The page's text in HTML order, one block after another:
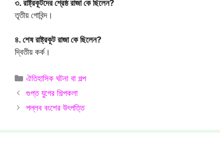
৩. রাষ্ট্রকূটদের শ্রেষ্ঠ রাজা কে ছিলেন?
তৃতীয় গোবিন্দ।
৪. শেষ রাষ্ট্রকূট রাজা কে ছিলেন?
দ্বিতীয় কর্ক।
Categories
ঐতিহাসিক ঘটনা বা গল্প
গুপ্ত যুগের শিল্পকলা
পল্লব বংশের উৎপত্তি